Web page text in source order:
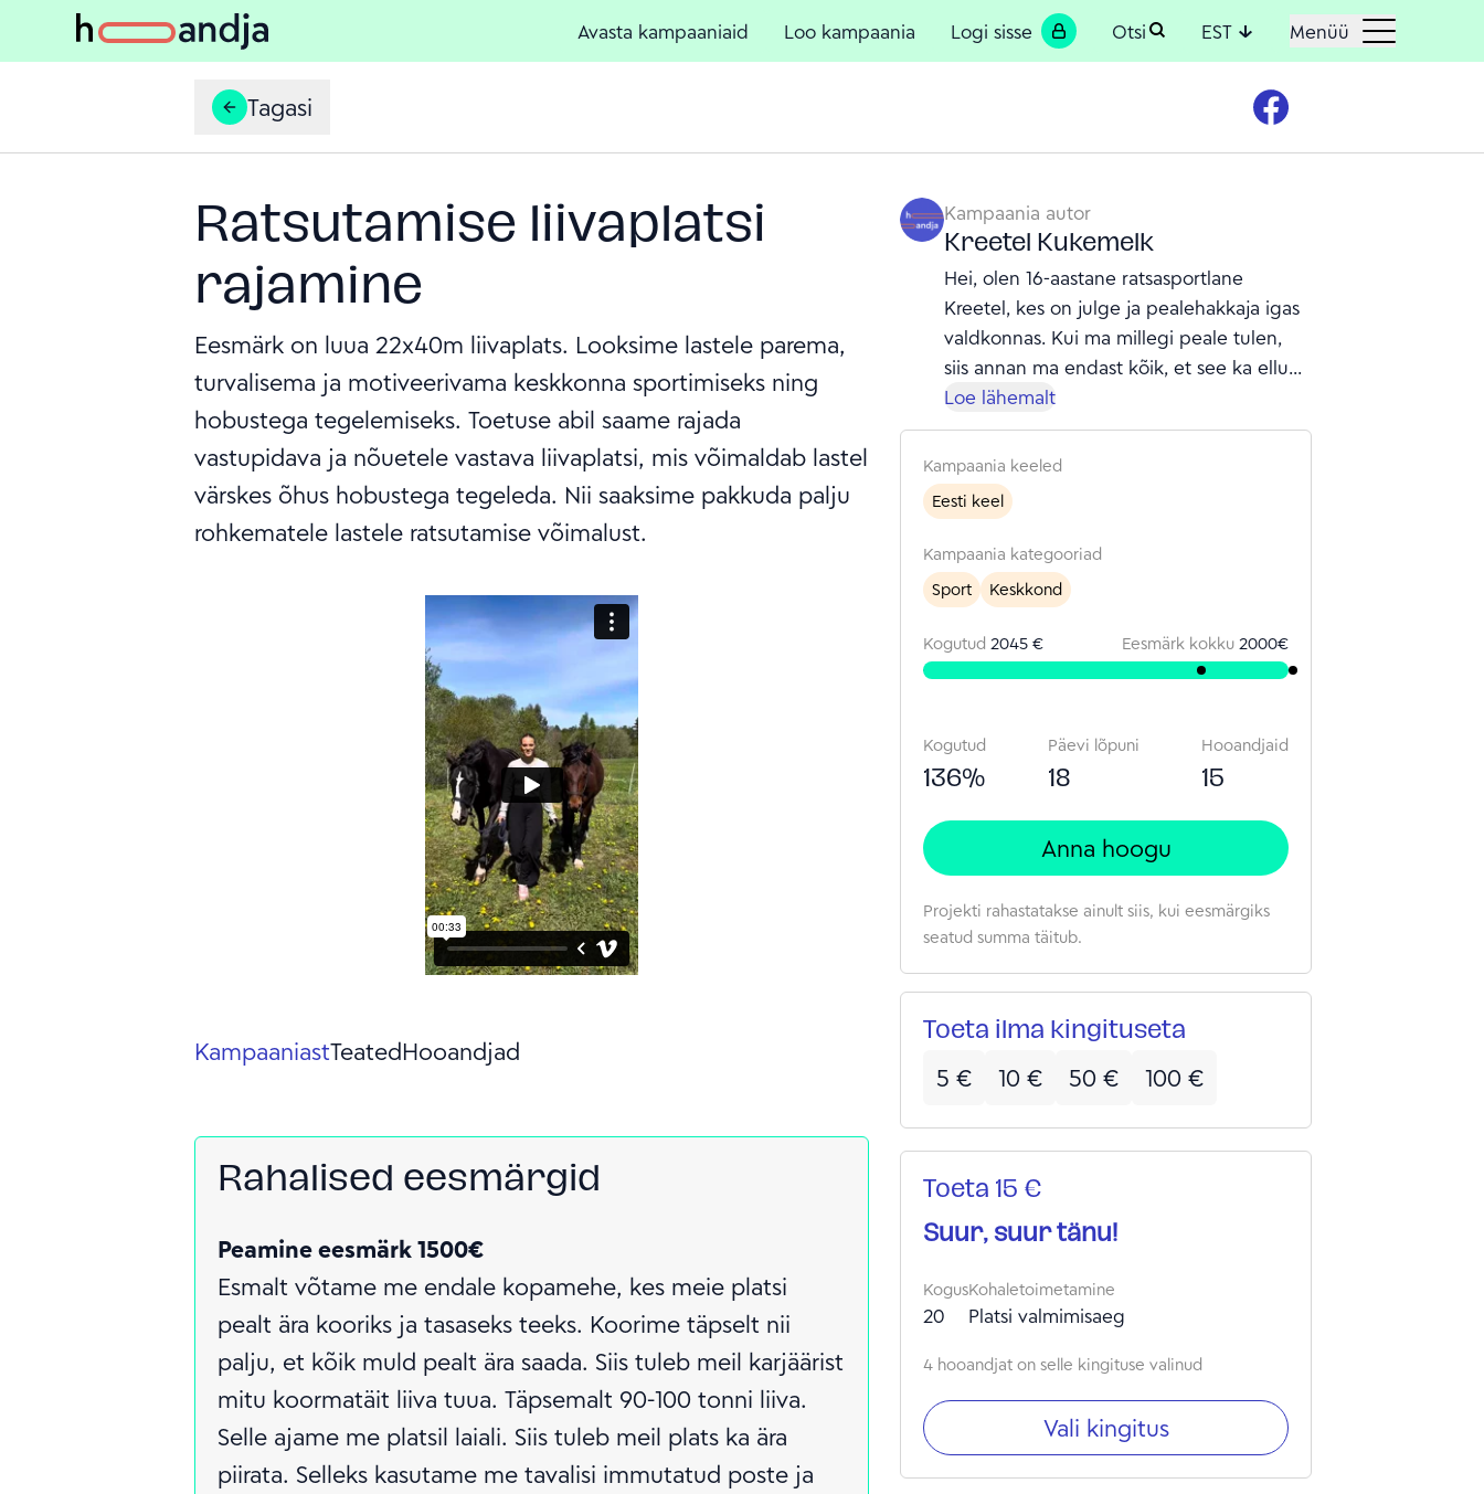
Avasta kampaaniaid Loo kampaania Logi sisse Otsi EST Menüü
Tagasi
Ratsutamise liivaplatsi
rajamine
Eesmärk on luua 22x40m liivaplats. Looksime lastele parema,
turvalisema ja motiveerivama keskkonna sportimiseks ning
hobustega tegelemiseks. Toetuse abil saame rajada
vastupidava ja nõuetele vastava liivaplatsi, mis võimaldab lastel
värskes õhus hobustega tegeleda. Nii saaksime pakkuda palju
rohkematele lastele ratsutamise võimalust.
KampaaniastTeatedHooandjad
Rahalised eesmärgid
Peamine eesmärk 1500€
Esmalt võtame me endale kopamehe, kes meie platsi
pealt ära kooriks ja tasaseks teeks. Koorime täpselt nii
palju, et kõik muld pealt ära saada. Siis tuleb meil karjäärist
mitu koormatäit liiva tuua. Täpsemalt 90-100 tonni liiva.
Selle ajame me platsil laiali. Siis tuleb meil plats ka ära
piirata. Selleks kasutame me tavalisi immutatud poste ja
Kampaania autor
Kreetel Kukemelk
Hei, olen 16-aastane ratsasportlane
Kreetel, kes on julge ja pealehakkaja igas
valdkonnas. Kui ma millegi peale tulen,
siis annan ma endast kõik, et see ka ellu
viia. Ratsutamisega olen ma tegelenud
pea 10 aastat. Naudin igat hetke hobuste
seltsis. Olen ka paar aastat andnud
ratsatreeninguid hobuhuvilistele. See on
minu suur kirg, kui saan enda oskusi ja
teadmisi teistele edasi anda.
Loe lähemalt
Kampaania keeled
Eesti keel
Kampaania kategooriad
Sport
Keskkond
Kogutud2045 € Eesmärk kokku 2000€
Kogutud
136%
Päevi lõpuni
18
Hooandjaid
15
Anna hoogu
Projekti rahastatakse ainult siis, kui eesmärgiks
seatud summa täitub.
Toeta ilma kingituseta
5 € 10 € 50 € 100 €
Toeta 15 €
Suur, suur tänu!
Kogus
20
Kohaletoimetamine
Platsi valmimisaeg
4 hooandjat on selle kingituse valinud
Vali kingitus